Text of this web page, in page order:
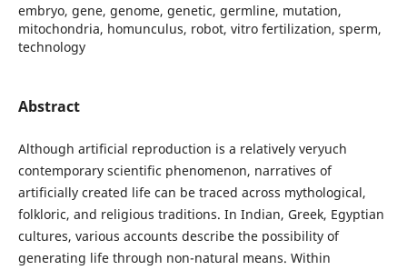
embryo, gene, genome, genetic, germline, mutation,
mitochondria, homunculus, robot, vitro fertilization, sperm,
technology
Abstract
Although artificial reproduction is a relatively veryuch
contemporary scientific phenomenon, narratives of
artificially created life can be traced across mythological,
folkloric, and religious traditions. In Indian, Greek, Egyptian
cultures, various accounts describe the possibility of
generating life through non-natural means. Within